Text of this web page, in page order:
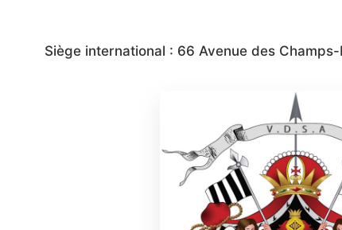
Siège international : 66 Avenue des